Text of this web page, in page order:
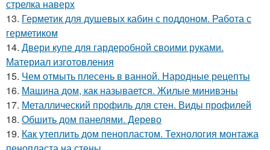
стрелка наверх
13. Герметик для душевых кабин с поддоном. Работа с
герметиком
14. Двери купе для гардеробной своими руками.
Материал изготовления
15. Чем отмыть плесень в ванной. Народные рецепты
16. Машина дом, как называется. Жилые минивэны
17. Металлический профиль для стен. Виды профилей
18. Обшить дом панелями. Дерево
19. Как утеплить дом пенопластом. Технология монтажа